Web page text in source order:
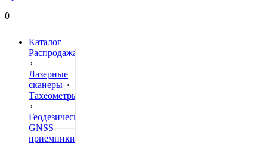
0
Каталог
Распродажа
Лазерные
сканеры
Тахеометры
Геодезические
GNSS
приемники